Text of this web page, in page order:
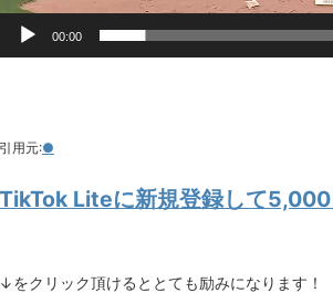
00:00
引用元:●
TikTok Liteに新規登録して5,000
↓をクリック頂けるととても励みになります！